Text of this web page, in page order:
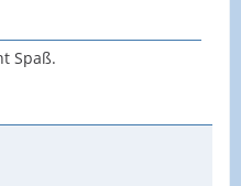
Spaß.